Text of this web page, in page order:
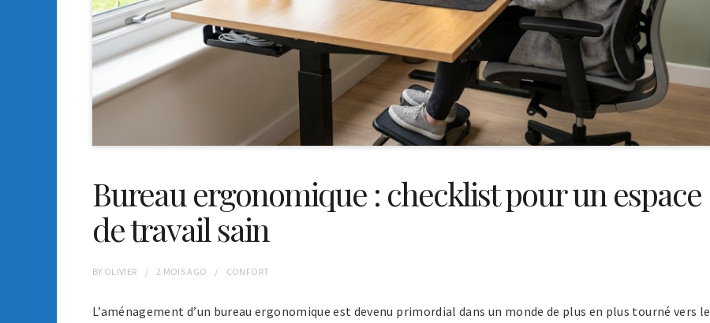
Bureau ergonomique : checklist pour un espace
de travail sain
BY OLIVIER 2 MOISAGO CONFORT
L’aménagement d’un bureau ergonomique est devenu primordial dans un monde de plus en plus tourné vers le